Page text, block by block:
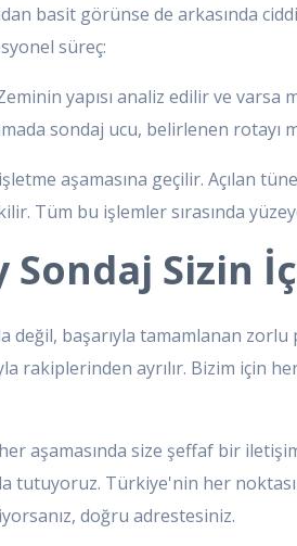
basit görünse de arkasında
süreç:
yapısı analiz edilir ve
sondaj ucu, belirlenen
aşamasına geçilir. Açılan
Tüm bu işlemler sırasında
Sondaj Sizin
değil, başarıyla tamamlanan
rakiplerinden ayrılır. Bizim için
aşamasında size şeffaf bir
tutuyoruz. Türkiye'nin her
doğru adrestesiniz.